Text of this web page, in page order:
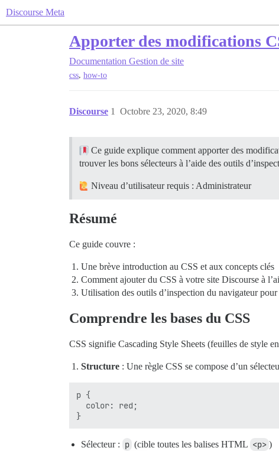
Discourse Meta
Apporter des modifications
Documentation Gestion de site
css, how-to
Discourse Octobre 23, 2020, 8:49
1
Ce guide explique comment apporter des
trouver les bons sélecteurs à l’aide des outils
Niveau d’utilisateur requis : Administrateur
Résumé
Ce guide couvre :
Une brève introduction au CSS et aux concepts clés
Comment ajouter du CSS à votre site Discourse à
Utilisation des outils d’inspection du navigateur
Comprendre les bases du CSS
CSS signifie Cascading Style Sheets (feuilles de style
Structure : Une règle CSS se compose d’un
p {
  color: red;
Sélecteur : p (cible toutes les balises HTML <p> )